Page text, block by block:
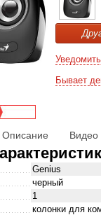
Бывает
Описание Видео
Genius
черный
1
колонки для